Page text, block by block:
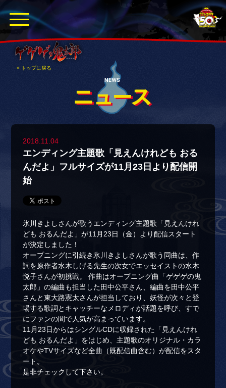
< トップに戻る
2018.11.04
エンディング主題歌「見えんけれども おる
んだよ」フルサイズが11月23日より配信開
始
氷川きよしさんが歌うエンディング主題歌「見えんけれ
ども おるんだよ」が11月23日（金）より配信スタート
が決定しました！
オープニングに引続き氷川きよしさんが歌う同曲は、作
詞を原作者水木しげる先生の次女でエッセイストの水木
悦子さんが初挑戦。 作曲はオープニング曲「ゲゲゲの鬼
太郎」の編曲も担当した田中公平さん、編曲を田中公平
さんと東大路憲太さんが担当しており、妖怪が次々と登
場する歌詞とキャッチーなメロディが話題を呼び、すで
にファンの間で人気が高まっています。
11月23日からはシングルCDに収録された「見えんけれ
ども おるんだよ」をはじめ、主題歌のオリジナル・カラ
オケやTVサイズなど全曲（既配信曲含む）が配信をスタ
ート。
是非チェックして下さい。